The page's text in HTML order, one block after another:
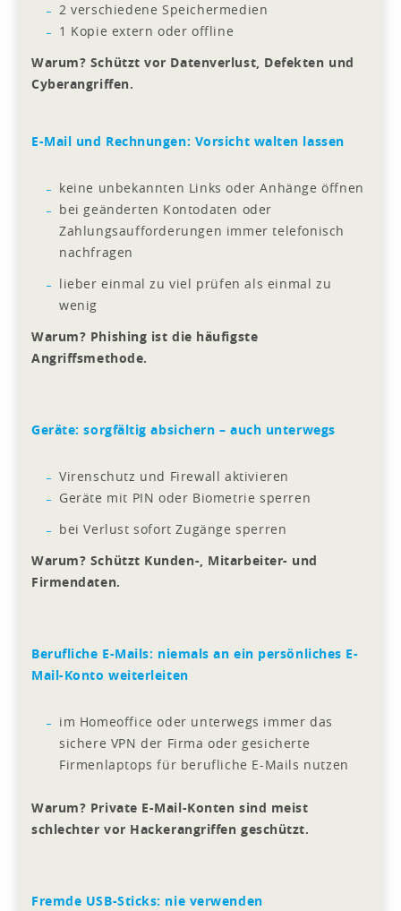
2 verschiedene Speichermedien
1 Kopie extern oder offline
Warum? Schützt vor Datenverlust, Defekten und
Cyberangriffen.
E-Mail und Rechnungen: Vorsicht walten lassen
keine unbekannten Links oder Anhänge öffnen
bei geänderten Kontodaten oder
Zahlungsaufforderungen immer telefonisch
nachfragen
lieber einmal zu viel prüfen als einmal zu
wenig
Warum? Phishing ist die häufigste
Angriffsmethode.
Geräte: sorgfältig absichern – auch unterwegs
Virenschutz und Firewall aktivieren
Geräte mit PIN oder Biometrie sperren
bei Verlust sofort Zugänge sperren
Warum? Schützt Kunden-, Mitarbeiter- und
Firmendaten.
Berufliche E-Mails: niemals an ein persönliches E-
Mail-Konto weiterleiten
im Homeoffice oder unterwegs immer das
sichere VPN der Firma oder gesicherte
Firmenlaptops für berufliche E-Mails nutzen
Warum? Private E-Mail-Konten sind meist
schlechter vor Hackerangriffen geschützt.
Fremde USB-Sticks: nie verwenden